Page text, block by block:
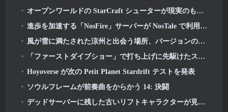
オープンワールドの StarCraft シューターが現実のものになるかもしれないというさらなる兆候がある
進歩を加速する「NosFire」サーバーが NosTale で利用可能になりました
風が雪に満たされた涼州と出会う場所、バージョンのリリースで利用可能になりました 1.5
「ファーストダイブショー」で打ち上げに先駆けたスターダイブ
Hoyoverse が次の Petit Planet Stardrift テストを発表
ソウルフレームが前奏曲をからかう 14: 決闘
デッドサーバーに残した古いリフトキャラクターが見つからない? Gamigo はそれを修正しました